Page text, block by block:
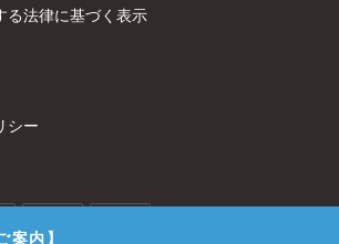
る法律に基づく表示
シー
案内】